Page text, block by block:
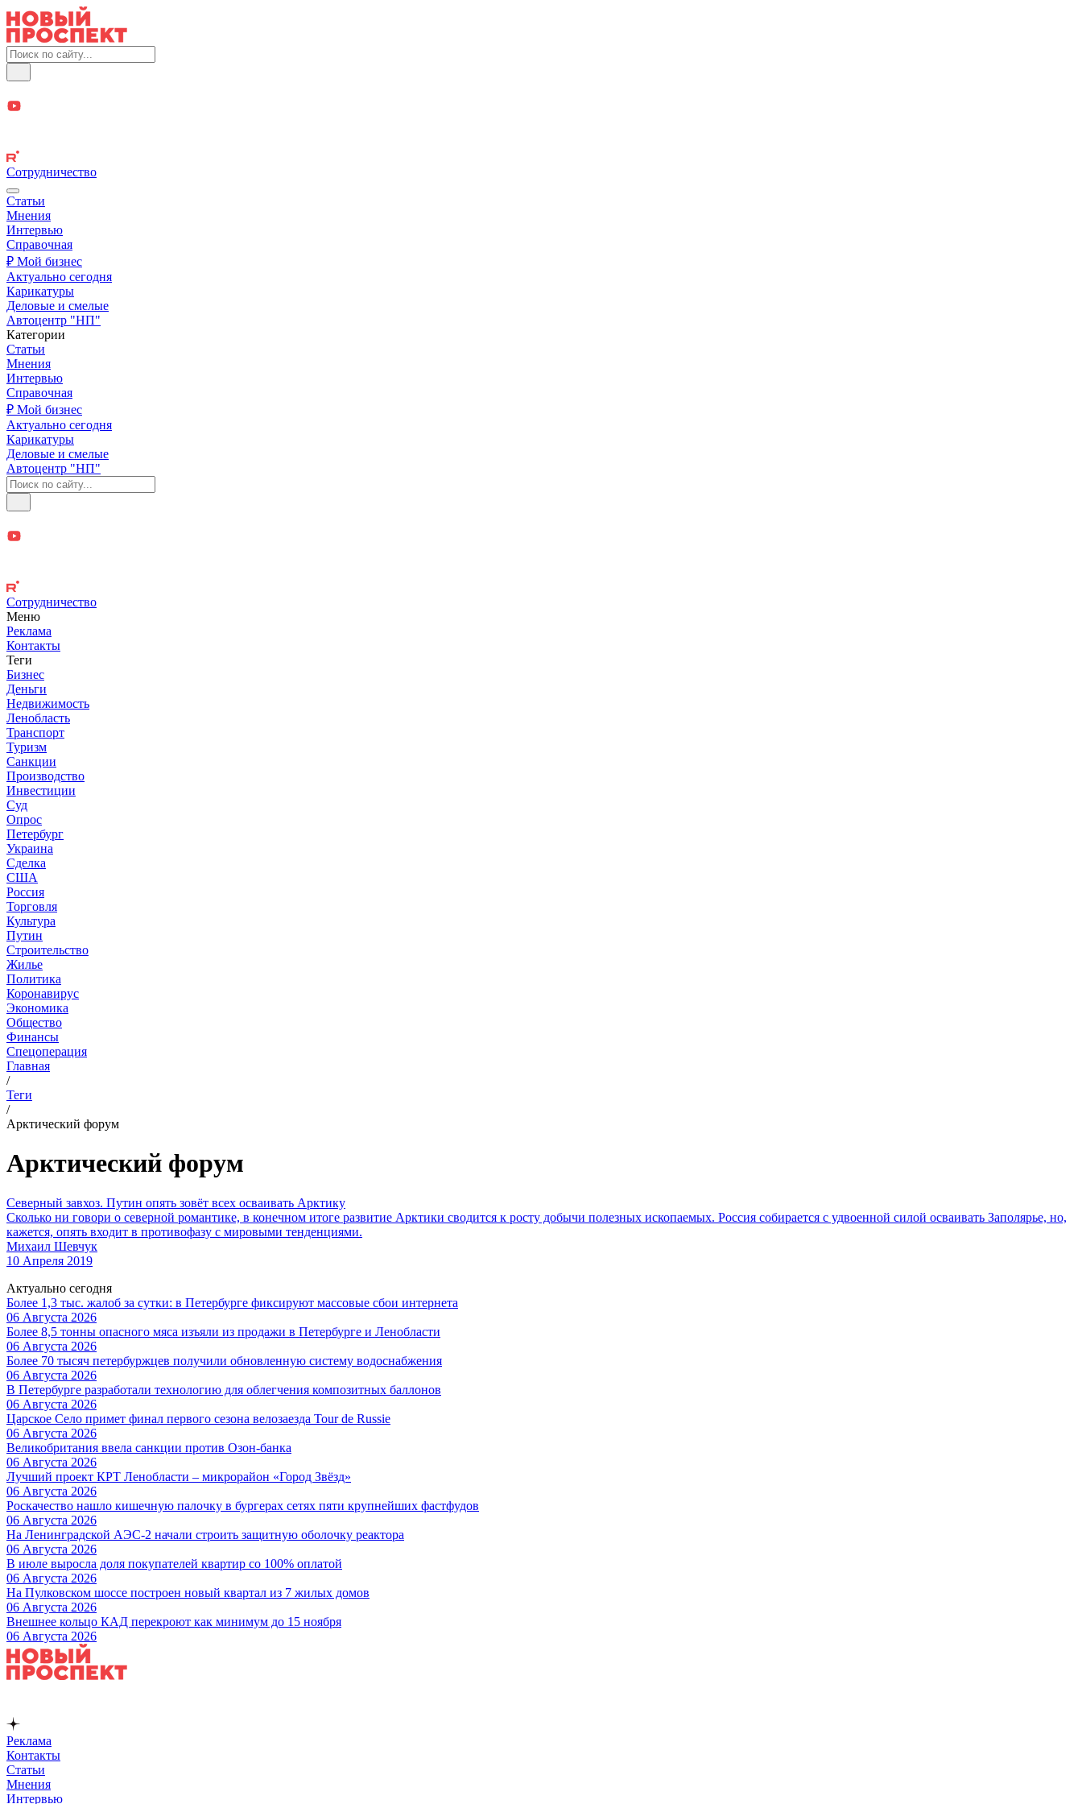
Сотрудничество
Статьи
Мнения
Интервью
Справочная
₽ Мой бизнес
Актуально сегодня
Карикатуры
Деловые и смелые
Автоцентр "НП"
Категории
Статьи
Мнения
Интервью
Справочная
₽ Мой бизнес
Актуально сегодня
Карикатуры
Деловые и смелые
Автоцентр "НП"
Сотрудничество
Меню
Реклама
Контакты
Теги
Бизнес
Деньги
Недвижимость
Ленобласть
Транспорт
Туризм
Санкции
Производство
Инвестиции
Суд
Опрос
Петербург
Украина
Сделка
США
Россия
Торговля
Культура
Путин
Строительство
Жилье
Политика
Коронавирус
Экономика
Общество
Финансы
Спецоперация
Главная
/
Теги
/
Арктический форум
Арктический форум
Северный завхоз. Путин опять зовёт всех осваивать Арктику
Сколько ни говори о северной романтике, в конечном итоге развитие Арктики сводится к росту добычи полезных ископаемых. Россия собирается с удвоенной силой осваивать Заполярье, но,
кажется, опять входит в противофазу с мировыми тенденциями.
Михаил Шевчук
10 Апреля 2019
Актуально сегодня
Более 1,3 тыс. жалоб за сутки: в Петербурге фиксируют массовые сбои интернета
06 Августа 2026
Более 8,5 тонны опасного мяса изъяли из продажи в Петербурге и Ленобласти
06 Августа 2026
Более 70 тысяч петербуржцев получили обновленную систему водоснабжения
06 Августа 2026
В Петербурге разработали технологию для облегчения композитных баллонов
06 Августа 2026
Царское Село примет финал первого сезона велозаезда Tour de Russie
06 Августа 2026
Великобритания ввела санкции против Озон-банка
06 Августа 2026
Лучший проект КРТ Ленобласти – микрорайон «Город Звёзд»
06 Августа 2026
Роскачество нашло кишечную палочку в бургерах сетях пяти крупнейших фастфудов
06 Августа 2026
На Ленинградской АЭС-2 начали строить защитную оболочку реактора
06 Августа 2026
В июле выросла доля покупателей квартир со 100% оплатой
06 Августа 2026
На Пулковском шоссе построен новый квартал из 7 жилых домов
06 Августа 2026
Внешнее кольцо КАД перекроют как минимум до 15 ноября
06 Августа 2026
Реклама
Контакты
Статьи
Мнения
Интервью